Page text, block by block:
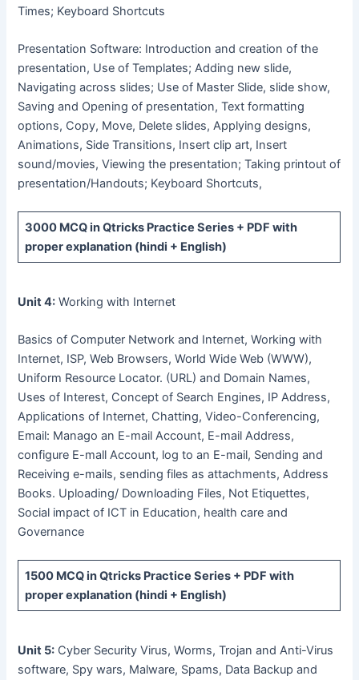
Times; Keyboard Shortcuts
Presentation Software: Introduction and creation of the
presentation, Use of Templates; Adding new slide,
Navigating across slides; Use of Master Slide, slide show,
Saving and Opening of presentation, Text formatting
options, Copy, Move, Delete slides, Applying designs,
Animations, Side Transitions, Insert clip art, Insert
sound/movies, Viewing the presentation; Taking printout of
presentation/Handouts; Keyboard Shortcuts,
3000 MCQin Qtricks Practice Series + PDF with
proper explanation (hindi + English)
Unit 4: Working with Internet
Basics of Computer Network and Internet, Working with
Internet, ISP, Web Browsers, World Wide Web (WWW),
Uniform Resource Locator. (URL) and Domain Names,
Uses of Interest, Concept of Search Engines, IP Address,
Applications of Internet, Chatting, Video-Conferencing,
Email: Manago an E-mail Account, E-mail Address,
configure E-mall Account, log to an E-mail, Sending and
Receiving e-mails, sending files as attachments, Address
Books. Uploading/ Downloading Files, Not Etiquettes,
Social impact of ICT in Education, health care and
Governance
1500 MCQin Qtricks Practice Series + PDF with
proper explanation (hindi + English)
Unit 5: Cyber Security Virus, Worms, Trojan and Anti-Virus
software, Spy wars, Malware, Spams, Data Backup and